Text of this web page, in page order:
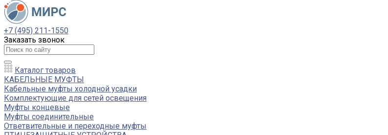
+7 (495) 211-1550
Заказать звонок
Каталог товаров
КАБЕЛЬНЫЕ МУФТЫ
Кабельные муфты холодной усадки
Комплектующие для сетей освещения
Муфты концевые
Муфты соединительные
Ответвительные и переходные муфты